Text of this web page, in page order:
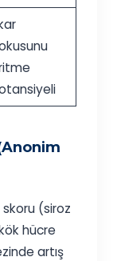
(siroz
hücre
artış